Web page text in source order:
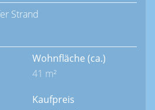
Strand
Wohnfläche (ca.)
41 m²
Kaufpreis